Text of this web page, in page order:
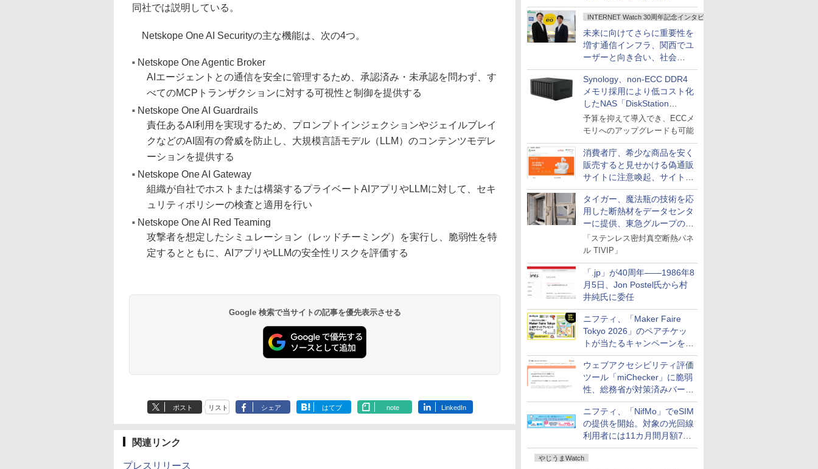
INTERNET Watch 30周年記念インタビュー
未来に向けてさらに重要性を
増す通信インフラ、関西でユ
ーザーと向き合い、社会
の“あたらしい”を起動し続け
る～オプテージ
Synology、non-ECC DDR4
メモリ採用により低コスト化
したNAS「DiskStation
neo+」シリーズ
予算を抑えて導入でき、ECCメ
モリへのアップグレードも可能
消費者庁、希少な商品を安く
販売すると見せかける偽通販
サイトに注意喚起、サイト名
とドメイン名を公表
タイガー、魔法瓶の技術を応
用した断熱材をデータセンタ
ーに提供、東急グループの実
証実験で
「ステンレス密封真空断熱パネ
ル TIVIP」
「.jp」が40周年――1986年8
月5日、Jon Postel氏から村
井純氏に委任
ニフティ、「Maker Faire
Tokyo 2026」のペアチケッ
トが当たるキャンペーンをX
で実施。8月16日まで
ウェブアクセシビリティ評価
ツール「miChecker」に脆弱
性、総務省が対策済みバージ
ョンへの更新を呼び掛け
ニフティ、「NifMo」でeSIM
の提供を開始。対象の光回線
利用者には11カ月間月額770
円割引のキャンペーン
やじうまWatch
同社では説明している。
Netskope One AI Securityの主な機能は、次の4つ。
Netskope One Agentic Broker
AIエージェントとの通信を安全に管理するため、承認済み・未承認を問わず、す
べてのMCPトランザクションに対する可視性と制御を提供する
Netskope One AI Guardrails
責任あるAI利用を実現するため、プロンプトインジェクションやジェイルブレイ
クなどのAI固有の脅威を防止し、大規模言語モデル（LLM）のコンテンツモデレ
ーションを提供する
Netskope One AI Gateway
組織が自社でホストまたは構築するプライベートAIアプリやLLMに対して、セキ
ュリティポリシーの検査と適用を行い
Netskope One AI Red Teaming
攻撃者を想定したシミュレーション（レッドチーミング）を実行し、脆弱性を特
定するとともに、AIアプリやLLMの安全性リスクを評価する
Google 検索で当サイトの記事を優先表示させる
ポスト リスト シェア はてブ note LinkedIn
関連リンク
プレスリリース